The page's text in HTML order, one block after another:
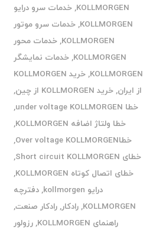
KOLLMORGEN
,خدمات سرو درایو
KOLLMORGEN
,خدمات سرو موتور
KOLLMORGEN
,خدمات محور
KOLLMORGEN
,خدمات نمایشگر
KOLLMORGEN
,
خرید KOLLMORGEN
از ایران,خرید KOLLMORGEN از چین
,
خطا under voltage KOLLMORGEN
,
خطا ولتاژ اضافه KOLLMORGEN
,
خطاOver voltage KOLLMORGEN
,
خطای Short circuit KOLLMORGEN
,
خطای اتصال کوتاه KOLLMORGEN
,
درایو kollmorgen
,دفترچه
KOLLMORGEN
,رادکار,رادکار صنعت,
راهنمای KOLLMORGEN
,رزولور